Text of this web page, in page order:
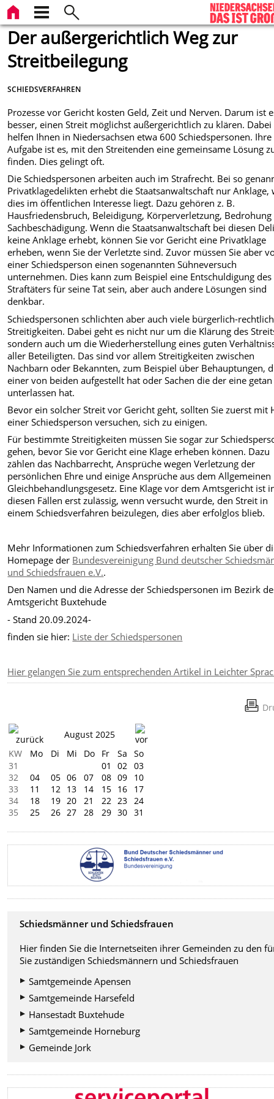
Der außergerichtlich Weg zur
Streitbeilegung
SCHIEDSVERFAHREN
Prozesse vor Gericht kosten Geld, Zeit und Nerven. Darum ist
besser, einen Streit möglichst außergerichtlich zu klären. Dabei
helfen Ihnen in Niedersachsen etwa 600 Schiedspersonen. Ihre
Aufgabe ist es, mit den Streitenden eine gemeinsame Lösung
finden. Dies gelingt oft.
Die Schiedspersonen arbeiten auch im Strafrecht. Bei so
Privatklagedelikten erhebt die Staatsanwaltschaft nur Anklage,
dies im öffentlichen Interesse liegt. Dazu gehören z. B.
Hausfriedensbruch, Beleidigung, Körperverletzung,
Sachbeschädigung. Wenn die Staatsanwaltschaft bei diesen
keine Anklage erhebt, können Sie vor Gericht eine Privatklage
erheben, wenn Sie der Verletzte sind. Zuvor müssen Sie aber
einer Schiedsperson einen sogenannten Sühneversuch
unternehmen. Dies kann zum Beispiel eine Entschuldigung des
Straftäters für seine Tat sein, aber auch andere Lösungen sind
denkbar.
Schiedspersonen schlichten aber auch viele bürgerlich-
Streitigkeiten. Dabei geht es nicht nur um die Klärung des
sondern auch um die Wiederherstellung eines guten
aller Beteiligten. Das sind vor allem Streitigkeiten zwischen
Nachbarn oder Bekannten, zum Beispiel über Behauptungen,
einer von beiden aufgestellt hat oder Sachen die der eine
unterlassen hat.
Bevor ein solcher Streit vor Gericht geht, sollten Sie zuerst mit
einer Schiedsperson versuchen, sich zu einigen.
Für bestimmte Streitigkeiten müssen Sie sogar zur
gehen, bevor Sie vor Gericht eine Klage erheben können. Dazu
zählen das Nachbarrecht, Ansprüche wegen Verletzung der
persönlichen Ehre und einige Ansprüche aus dem Allgemeinen
Gleichbehandlungsgesetz. Eine Klage vor dem Amtsgericht ist
diesen Fällen erst zulässig, wenn versucht wurde, den Streit in
einem Schiedsverfahren beizulegen, dies aber erfolglos blieb.
Mehr Informationen zum Schiedsverfahren erhalten Sie über
Homepage der Bundesvereinigung Bund deutscher
und Schiedsfrauen e.V..
Den Namen und die Adresse der Schiedspersonen im Bezirk
Amtsgericht Buxtehude
- Stand 20.09.2024-
finden sie hier: Liste der Schiedspersonen
Hier gelangen Sie zum entsprechenden Artikel in Leichter
August 2025
KW
Mo Di Mi Do Fr Sa
So
31
01 02
03
32
04 05 06 07 08 09
10
33
11 12 13 14 15 16
17
34
18 19 20 21 22 23
24
35
25 26 27 28 29 30 31
Schiedsmänner und Schiedsfrauen
Hier finden Sie die Internetseiten ihrer Gemeinden zu den
Sie zuständigen Schiedsmännern und Schiedsfrauen
Samtgemeinde Apensen
Samtgemeinde Harsefeld
Hansestadt Buxtehude
Samtgemeinde Horneburg
Gemeinde Jork